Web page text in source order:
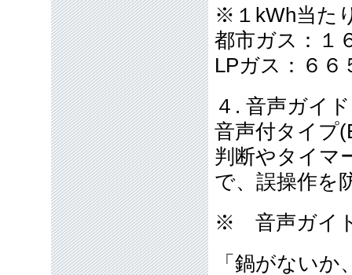
※１kWh当た
都市ガス：１
LPガス：６６
４. 音声ガイ
音声付タイプ
判断やタイマ
で、誤操作を
※ 音声ガイ
「鍋がない